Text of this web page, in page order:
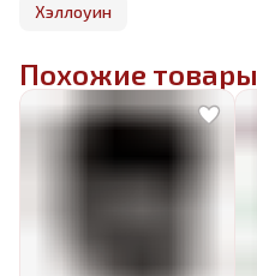
Хэллоуин
Похожие товары